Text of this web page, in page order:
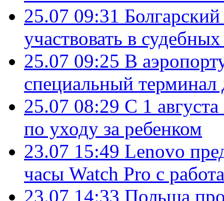
25.07 09:31
участвовать в
25.07 09:25 В
специальный терминал
25.07 08:29 С 1
по уходу за ребенком
23.07 15:49 Lenovo
часы Watch Pro с
23.07 14:33 Польша